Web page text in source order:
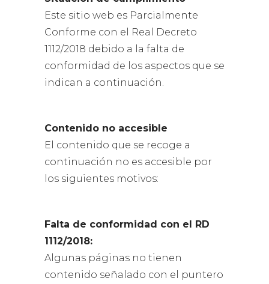
Este sitio web es Parcialmente
Conforme con el Real Decreto
1112/2018 debido a la falta de
conformidad de los aspectos que se
indican a continuación.
Contenido no accesible
El contenido que se recoge a
continuación no es accesible por
los siguientes motivos:
Falta de conformidad con el RD
1112/2018:
Algunas páginas no tienen
contenido señalado con el puntero